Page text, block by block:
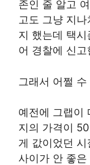
존인 줄 알고
고도 그냥 지
지 했는데 택
어 경찰에 신
그래서 어쩔
예전에 그랩이
지의 가격이
게 값이었던
사이가 안 좋